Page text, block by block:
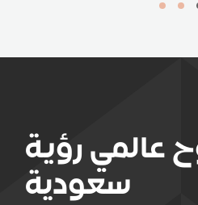
عالمي رؤية
سعودية